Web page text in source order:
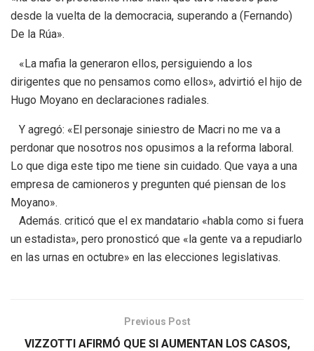
desde la vuelta de la democracia, superando a (Fernando)
De la Rúa».
«La mafia la generaron ellos, persiguiendo a los
dirigentes que no pensamos como ellos», advirtió el hijo de
Hugo Moyano en declaraciones radiales.
Y agregó: «El personaje siniestro de Macri no me va a
perdonar que nosotros nos opusimos a la reforma laboral.
Lo que diga este tipo me tiene sin cuidado. Que vaya a una
empresa de camioneros y pregunten qué piensan de los
Moyano».
Además. criticó que el ex mandatario «habla como si fuera
un estadista», pero pronosticó que «la gente va a repudiarlo
en las urnas en octubre» en las elecciones legislativas.
Previous Post
VIZZOTTI AFIRMÓ QUE SI AUMENTAN LOS CASOS,